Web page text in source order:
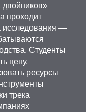
проходит
исследования —
Студенты
цену,
ресурсы
трека